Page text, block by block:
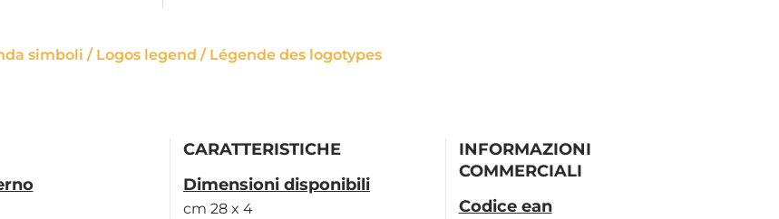
simboli / Logos legend / Légende des logotypes
CARATTERISTICHE
Dimensioni disponibili
cm 28 x 4
INFORMAZIONI
COMMERCIALI
Codice ean